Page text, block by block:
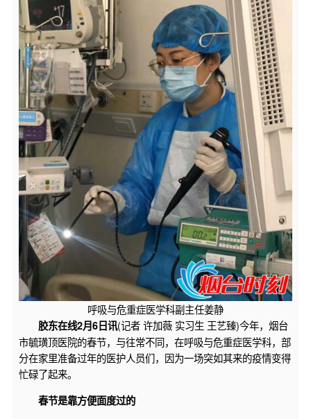
呼吸与危重症医学科副主任姜静
胶东在线2月6日讯(记者 许加薇 实习生 王艺臻)今年，烟台
市毓璜顶医院的春节，与往常不同，在呼吸与危重症医学科，部
分在家里准备过年的医护人员们，因为一场突如其来的疫情变得
忙碌了起来。
春节是靠方便面度过的